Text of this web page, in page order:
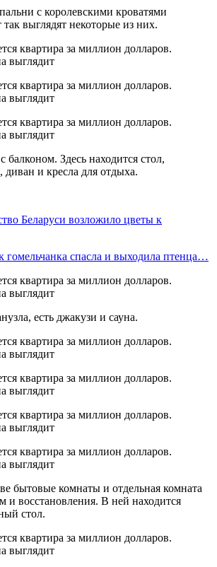
с королевскими кроватями
выглядят некоторые из них.
Здесь находится стол,
и кресла для отдыха.
Беларуси возложило цветы к
гомельчанка спасла и выходила птенца…
есть джакузи и сауна.
бытовые комнаты и отдельная комната
и восстановления. В ней находится
стол.